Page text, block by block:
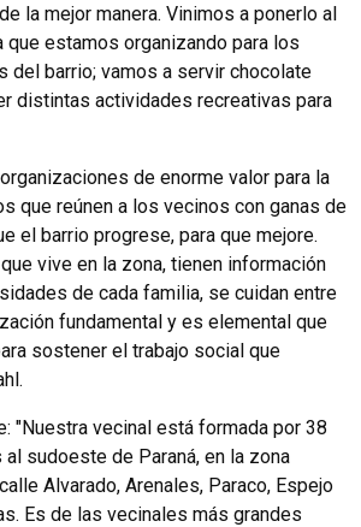
la mejor manera. Vinimos a ponerlo al
que estamos organizando para los
del barrio; vamos a servir chocolate
distintas actividades recreativas para
de enorme valor para la
que reúnen a los vecinos con ganas de
el barrio progrese, para que mejore.
vive en la zona, tienen información
de cada familia, se cuidan entre
fundamental y es elemental que
sostener el trabajo social que
"Nuestra vecinal está formada por 38
sudoeste de Paraná, en la zona
Alvarado, Arenales, Paraco, Espejo
Es de las vecinales más grandes